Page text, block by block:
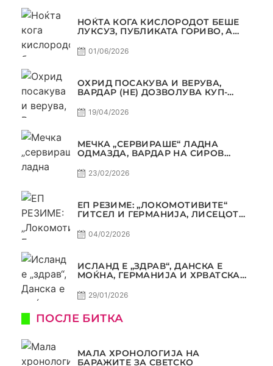
НОЌТА КОГА КИСЛОРОДОТ БЕШЕ
ЛУКСУЗ, ПУБЛИКАТА ГОРИВО, А
01/06/2026
ОХРИД ПОСАКУВА И ВЕРУВА,
ВАРДАР (НЕ) ДОЗВОЛУВА КУП-
19/04/2026
МЕЧКА „СЕРВИРАШЕ“ ЛАДНА
ОДМАЗДА, ВАРДАР НА СИРОВ
АВТОКОМАНДА
23/02/2026
ЕП РЕЗИМЕ: „ЛОКОМОТИВИТЕ“
ГИТСЕЛ И ГЕРМАНИЈА, ЛИСЕЦОТ
04/02/2026
ИСЛАНД Е „ЗДРАВ“, ДАНСКА Е
МОЌНА, ГЕРМАНИЈА И ХРВАТСКА
29/01/2026
ПОСЛЕ БИТКА
МАЛА ХРОНОЛОГИЈА НА
БАРАЖИТЕ ЗА СВЕТСКО